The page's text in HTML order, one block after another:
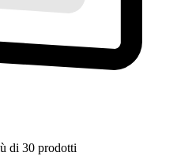
di 30 prodotti